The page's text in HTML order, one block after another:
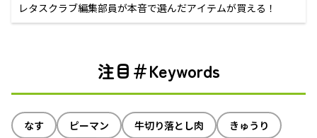
レタスクラブ編集部員が本音で選んだアイテムが買える！
注目＃Keywords
なす ピーマン 牛切り落とし肉
きゅうり